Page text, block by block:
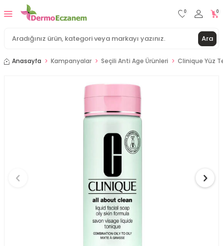
Ara
0 0
Anasayfa Kampanyalar Seçili Anti Age Ürünleri Clinique Yüz